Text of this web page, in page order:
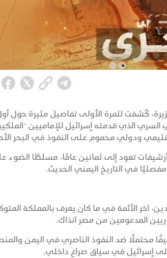
كُشفت للمرة الأولى تفاصيل مثيرة حول
السري الذي قدمته إسرائيل للإماميين
تعود إلى ثمانين عامًا، مسلطًا الضوء
في التاريخ اليمني الحديث.
آخر الأئمة في ما كان يعرف بالمملكة
المدعومين من مصر آنذاك.
محتملًا ضد النفوذ الناصري في اليمن
إسرائيل في سياق صراع داخلي.